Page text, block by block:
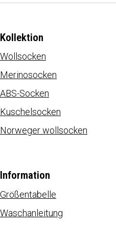
Kollektion
Wollsocken
Merinosocken
ABS-Socken
Kuschelsocken
Norweger wollsocken
Information
Größentabelle
Waschanleitung